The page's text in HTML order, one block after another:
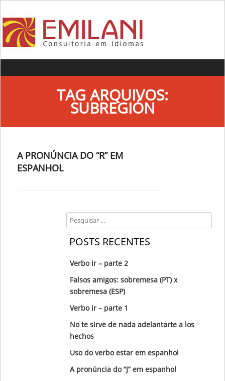
TAG ARQUIVOS:
SUBREGIÓN
A PRONÚNCIA DO “R” EM
ESPANHOL
Search
POSTS RECENTES
Verbo ir – parte 2
Falsos amigos: sobremesa (PT) x
sobremesa (ESP)
Verbo ir – parte 1
No te sirve de nada adelantarte a los
hechos
Uso do verbo estar em espanhol
A pronúncia do “J” em espanhol